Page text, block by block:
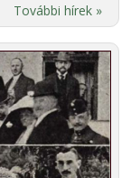
További hírek »